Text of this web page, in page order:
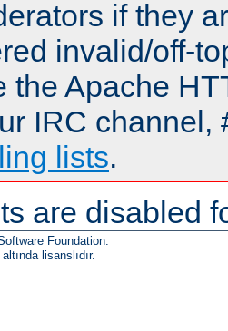
if they
invalid/off-
the Apache
IRC channel,
lists.
are disabled
Foundation.
altında lisanslıdır.